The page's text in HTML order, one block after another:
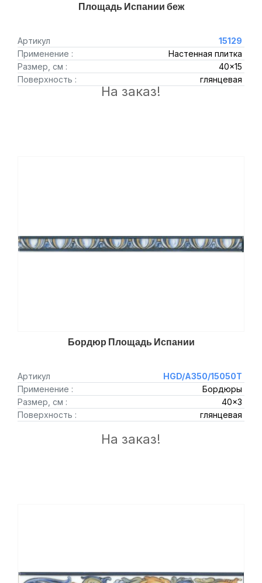
Площадь Испании беж
Артикул
15129
Применение :
Настенная плитка
Размер, см :
40x15
Поверхность :
глянцевая
На заказ!
Бордюр Площадь Испании
Артикул
HGD/A350/15050T
Применение :
Бордюры
Размер, см :
40x3
Поверхность :
глянцевая
На заказ!